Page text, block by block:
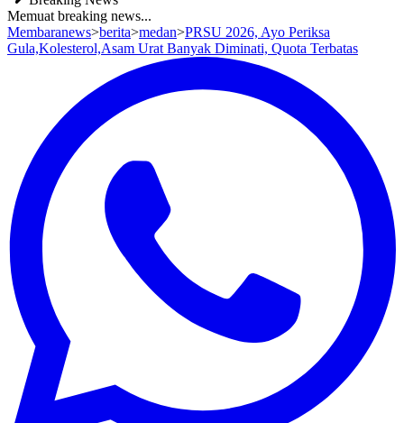
Memuat breaking news...
Membaranews>berita>medan>PRSU 2026, Ayo Periksa
Gula,Kolesterol,Asam Urat Banyak Diminati, Quota Terbatas